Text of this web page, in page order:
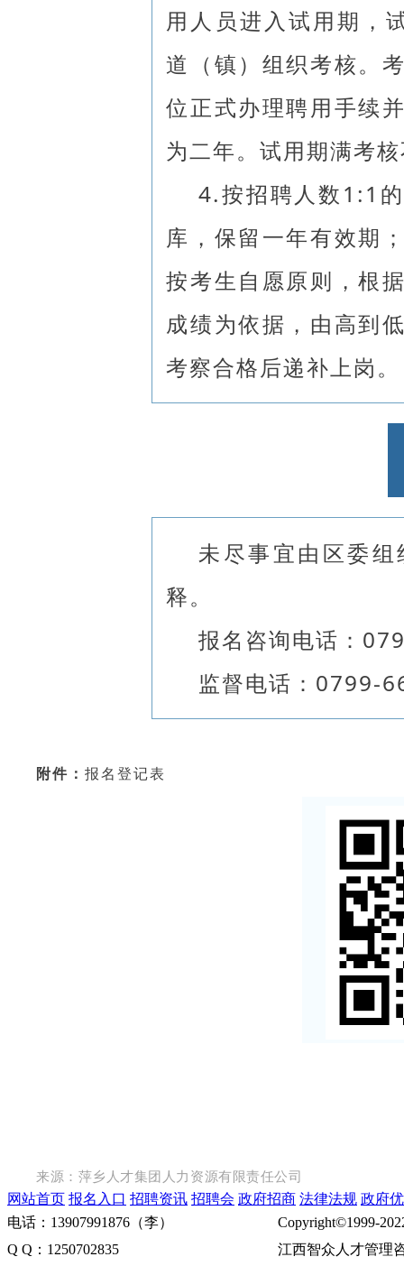
用人员进入试用期，
道（镇）组织考核。
位正式办理聘用手续
为二年。试用期满考
4.按招聘人数1:1
库，保留一年有效期
按考生自愿原则，根
成绩为依据，由高到
考察合格后递补上岗。
未尽事宜由区委
释。
报名咨询电话：
监督电话：0799-
附件： 报名登记表
来源：萍乡人才集团人力资源有限责任公司
网站首页 报名入口 招聘资讯 招聘会 政府招商 法律法规 政府
电话：13907991876（李）
Q Q：1250702835
Copyright©1999-
江西智众人才管理